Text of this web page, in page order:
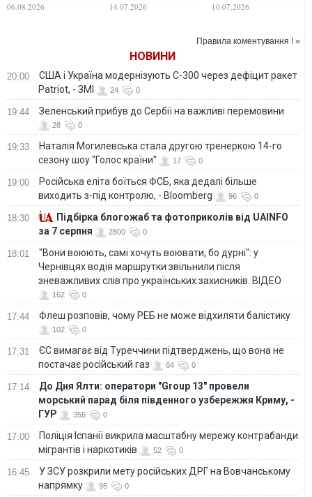
закупівлю ракет-
06.08.2026
кредиту Україні на
14.07.2026
європейського
10.07.2026
Правила коментування ! »
НОВИНИ
20:00
США і Україна модернізують С-300 через дефіцит ракет
Patriot, - ЗМІ
24 0
19:44 Зеленський прибув до Сербії на важливі перемовини
28 0
19:33
Наталія Могилевська стала другою тренеркою 14-го
сезону шоу "Голос країни"
17 0
19:00
Російська еліта боїться ФСБ, яка дедалі більше
виходить з-під контролю, - Bloomberg
96 0
18:30
Підбірка блогожаб та фотоприколів від UAINFO
за 7 серпня
2800 0
18:01
"Вони воюють, самі хочуть воювати, бо дурні": у
Чернівцях водія маршрутки звільнили після
зневажливих слів про українських захисників. ВІДЕО
162 0
17:44 Флеш розповів, чому РЕБ не може відхиляти балістику
102 0
17:31
ЄС вимагає від Туреччини підтверджень, що вона не
постачає російський газ
64 0
17:14
До Дня Ялти: оператори "Group 13" провели
морський парад біля південного узбережжя Криму, -
ГУР
356 0
17:00
Поліція Іспанії викрила масштабну мережу контрабанди
мігрантів і наркотиків
52 0
16:45
У ЗСУ розкрили мету російських ДРГ на Вовчанському
напрямку
95 0